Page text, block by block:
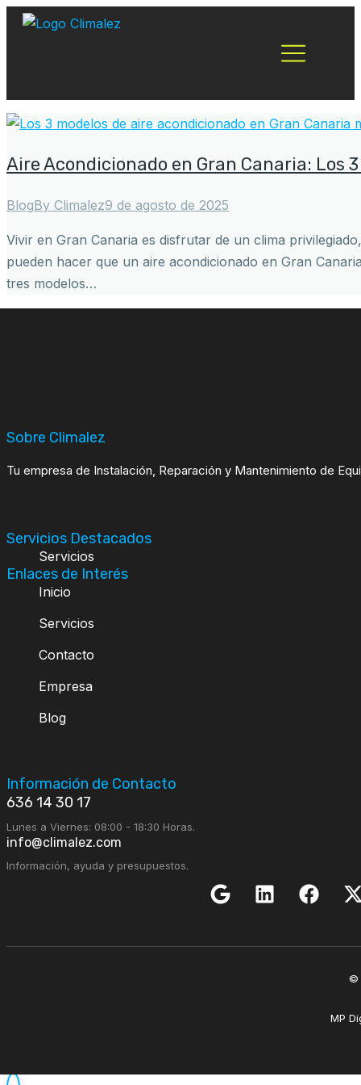
Aire Acondicionado en Gran Canaria: Los
BlogBy Climalez9 de agosto de 2025
Vivir en Gran Canaria es disfrutar de un clima
pueden hacer que un aire acondicionado en Gran
tres modelos…
Sobre Climalez
Tu empresa de Instalación, Reparación y Mantenimiento de
Servicios Destacados
Servicios
Enlaces de Interés
Inicio
Servicios
Contacto
Empresa
Blog
Información de Contacto
636 14 30 17
Lunes a Viernes: 08:00 - 18:30 Horas.
info@climalez.com
Información, ayuda y presupuestos.
©
MP